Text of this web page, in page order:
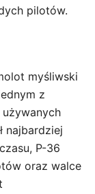
pilotów.
myśliwski
z
najbardziej
P-36
oraz walce